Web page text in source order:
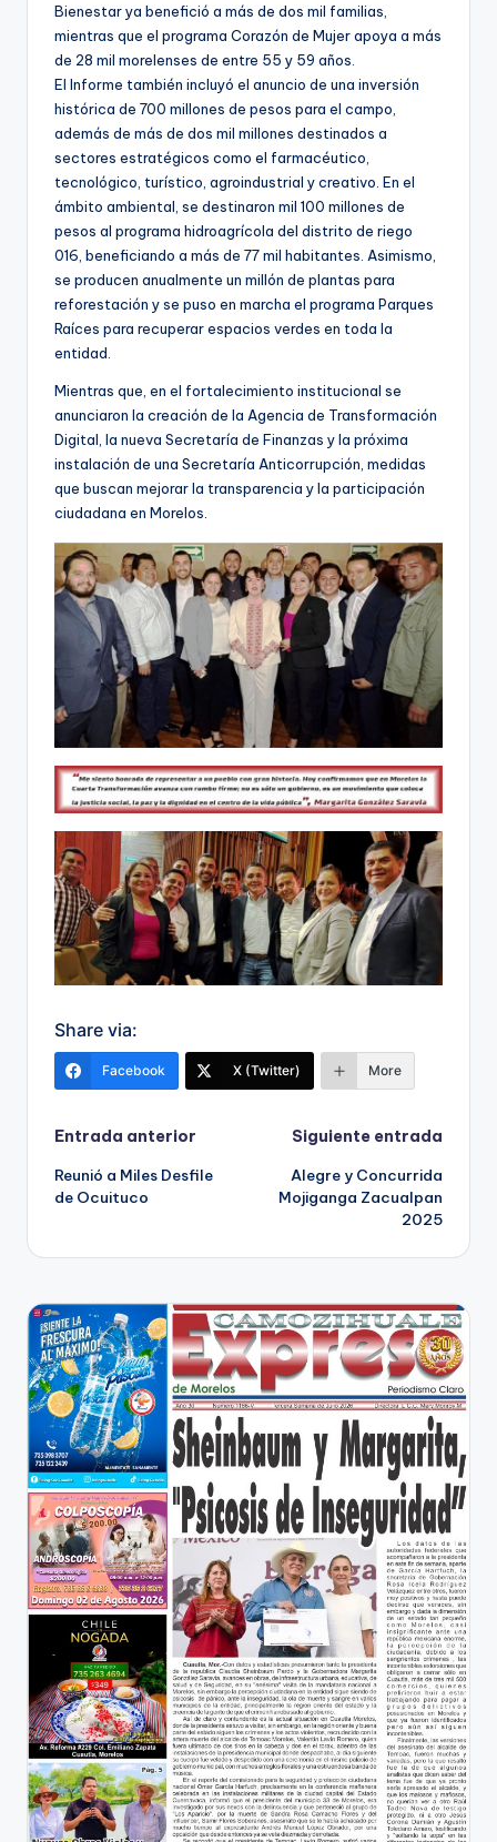
Bienestar ya benefició a más de dos mil familias,
mientras que el programa Corazón de Mujer apoya a más
de 28 mil morelenses de entre 55 y 59 años.
El Informe también incluyó el anuncio de una inversión
histórica de 700 millones de pesos para el campo,
además de más de dos mil millones destinados a
sectores estratégicos como el farmacéutico,
tecnológico, turístico, agroindustrial y creativo. En el
ámbito ambiental, se destinaron mil 100 millones de
pesos al programa hidroagrícola del distrito de riego
016, beneficiando a más de 77 mil habitantes. Asimismo,
se producen anualmente un millón de plantas para
reforestación y se puso en marcha el programa Parques
Raíces para recuperar espacios verdes en toda la
entidad.
Mientras que, en el fortalecimiento institucional se
anunciaron la creación de la Agencia de Transformación
Digital, la nueva Secretaría de Finanzas y la próxima
instalación de una Secretaría Anticorrupción, medidas
que buscan mejorar la transparencia y la participación
ciudadana en Morelos.
Share via:
Facebook X (Twitter) More
Navegación
de
Entrada anterior
Reunió a Miles Desfile
de Ocuituco
Siguiente entrada
Alegre y Concurrida
Mojiganga Zacualpan
2025